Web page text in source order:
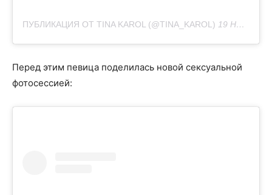
ПУБЛИКАЦИЯ ОТ TINA KAROL (@TINA_KAROL) 19 НОЯ 2019 В 12:10 PST
Перед этим певица поделилась новой сексуальной
фотосессией: